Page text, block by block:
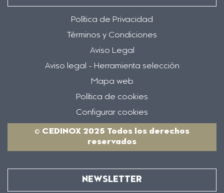
Política de Privacidad
Términos y Condiciones
Aviso Legal
Aviso legal - Herramienta selección
Mapa web
Política de cookies
Configurar cookies
© CEDINOX 2025 Todos los derechos
reservados
NEWSLETTER